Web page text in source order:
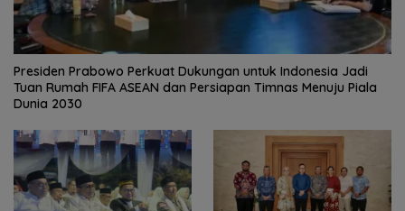
Presiden Prabowo Perkuat Dukungan untuk Indonesia Jadi
Tuan Rumah FIFA ASEAN dan Persiapan Timnas Menuju Piala
Dunia 2030